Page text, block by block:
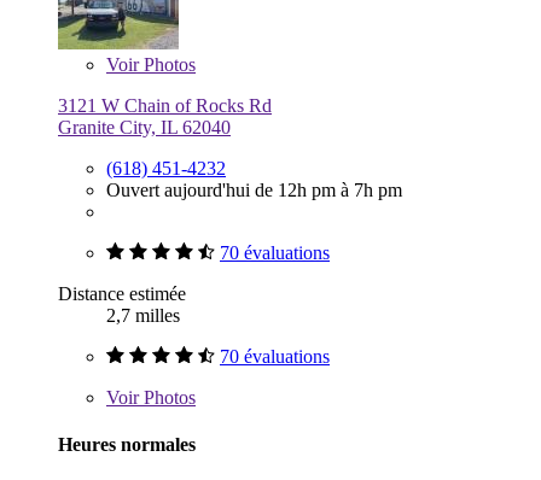
VoirPhotos
3121 W Chain of Rocks Rd
Granite City, IL 62040
(618) 451-4232
Ouvert aujourd'hui de 12h pm à 7h pm
70 évaluations
Distance estimée
2,7 milles
70 évaluations
VoirPhotos
Heures normales